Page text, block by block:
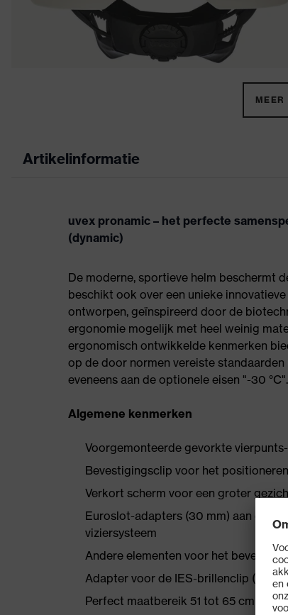
MEER
Artikelinformatie
uvex pronamic – het perfecte
(dynamic)
De moderne, sportieve helm beschermt
beschikt ook over een unieke
ontworpen, geïnspireerd door de
ergonomie mogelijk met heel weinig
ergonomisch ontwikkelde kenmerken
op de door normen vereiste
eveneens aan de optionele eisen "-30 °C".
Algemene kenmerken
Voorgemonteerde gevorkte
Bevestigingsclip voor het
Verkort scherm voor een groter
Euroslot-adapters (30 mm) aan de
viziersysteem
Andere elementen voor het
Adapter voor de IES-brillenclip
Perfect maatbereik 51 tot 65 cm